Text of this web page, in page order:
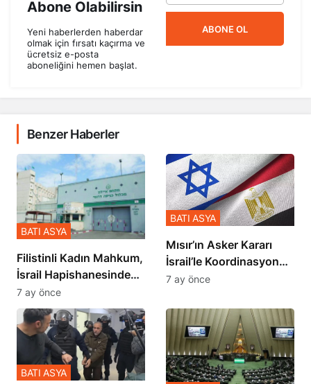
Abone Olabilirsin
Yeni haberlerden haberdar
olmak için fırsatı kaçırma ve
ücretsiz e-posta
aboneliğini hemen başlat.
ABONE OL
Benzer Haberler
Filistinli Kadın Mahkum,
İsrail Hapishanesindeki
Zulmü Anlattı
BATI ASYA
7 ay önce
Mısır’ın Asker Kararı
İsrail’le Koordinasyon
İçinde Gerçekleşmiş
BATI ASYA
7 ay önce
BATI ASYA